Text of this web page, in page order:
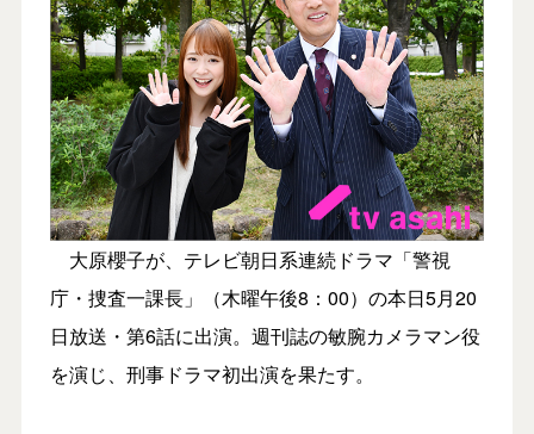
大原櫻子が、テレビ朝日系連続ドラマ「警視
庁・捜査一課長」（木曜午後8：00）の本日5月20
日放送・第6話に出演。週刊誌の敏腕カメラマン役
を演じ、刑事ドラマ初出演を果たす。